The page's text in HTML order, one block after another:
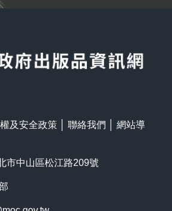
及安全政策 聯絡我們
網站導
市中山區松江路209號